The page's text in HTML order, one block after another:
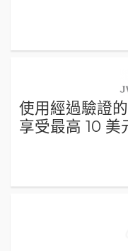
使用經過驗證
享受最高 10 美